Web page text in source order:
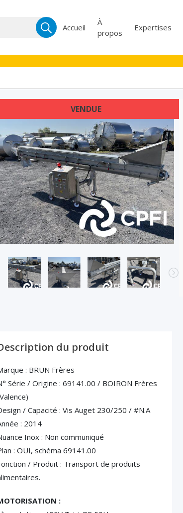
Recherche
pour :
Accueil
À
propos
Expertises
VENDUE
du produit
: BRUN Frères
Série / Origine : 69141.00 / BOIRON Frères
/ Capacité : Vis Auget 230/250 / #N.A
: 2014
Inox : Non communiqué
: OUI, schéma 69141.00
/ Produit : Transport de produits
: